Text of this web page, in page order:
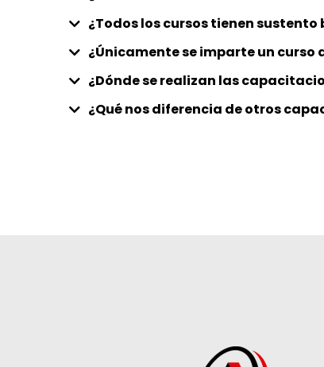
¿Todos los cursos tienen
¿Únicamente se imparte un curso
¿Dónde se realizan las
¿Qué nos diferencia de otros